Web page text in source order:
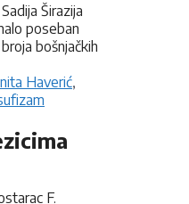
Širazija
poseban
bošnjačkih
Haverić,
F.